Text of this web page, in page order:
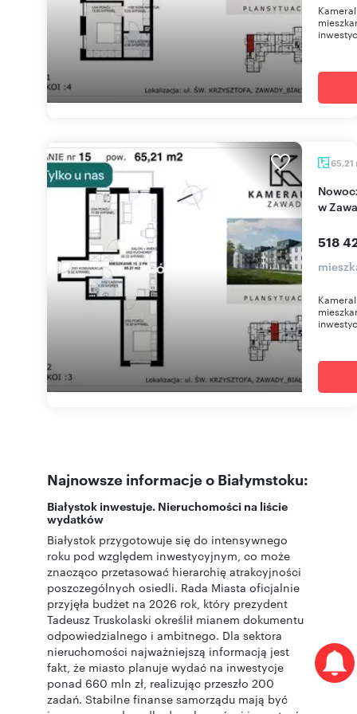
65,21
Nowoczesne 3-pokojowe mieszkanie z balkonem
w
518
Najnowsze informacje o Białymstoku:
Białystok inwestuje. Nieruchomości na liście
wydatków
Białystok przygotowuje się do intensywnego
roku pod względem inwestycyjnym, co może
znacząco przetasować hierarchię atrakcyjności
poszczególnych osiedli. Rada Miasta oficjalnie
przyjęła budżet na 2026 rok, który prezydent
Tadeusz Truskolaski określił mianem dokumentu
odpowiedzialnego i ambitnego. Dla sektora
nieruchomości najważniejszą informacją jest
fakt, że miasto planuje wydać na inwestycje
ponad 660 mln zł, realizując przeszło 200
zadań. Stabilne finanse samorządu mają być